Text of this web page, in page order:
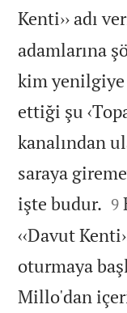
Kenti›› adı
adamlarına
kim yenilgiye
ettiği şu
kanalından
saraya
işte budur. 
9
‹‹Davut
oturmaya
Millo'dan